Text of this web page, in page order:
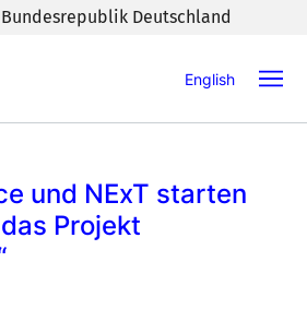
Deutschland
English
und NExT starten
Projekt